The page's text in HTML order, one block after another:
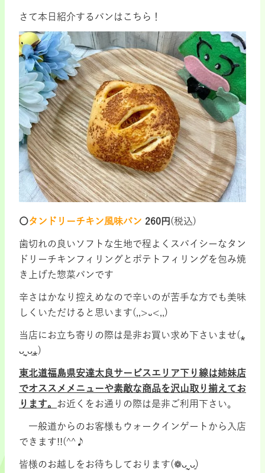
さて本日紹介するパンはこちら！
〇タンドリーチキン風味パン 260円 (税込)
歯切れの良いソフトな生地で程よくスパイシーなタン
ドリーチキンフィリングとポテトフィリングを包み焼
き上げた惣菜パンです
辛さはかなり控えめなので辛いのが苦手な方でも美味
しくいただけると思います(,,>᎑<,,)
当店にお立ち寄りの際は是非お買い求め下さいませ(⁎
ᴗ͈ˬᴗ͈⁎)
東北道福島県安達太良サービスエリア下り線は姉妹店
でオススメメニューや素敵な商品を沢山取り揃えてお
ります。 お近くをお通りの際は是非ご利用下さい。
一般道からのお客様もウォークインゲートから入店
できます!!(^^♪
皆様のお越しをお待ちしております(❁ᴗ͈ˬᴗ͈)